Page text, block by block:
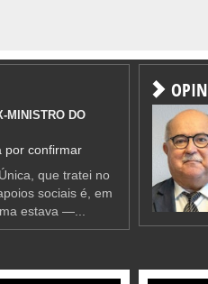
MINISTRO DO
por confirmar
que tratei no
sociais é, em
estava —...